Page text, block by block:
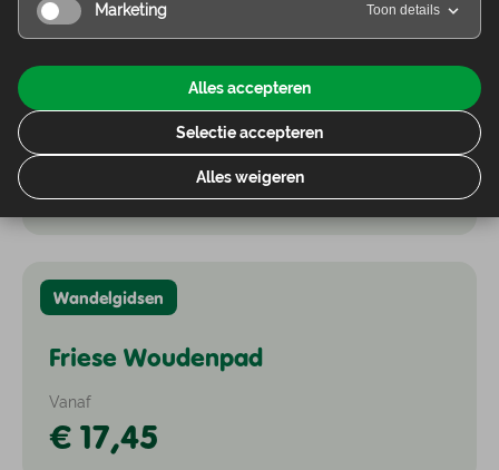
Maarten van Rossumpad
Vanaf
€ 13,30
Wandelgidsen
Friese Woudenpad
Vanaf
€ 17,45
Marketing Toon details
Alles accepteren
Selectie accepteren
Alles weigeren